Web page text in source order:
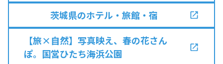
茨城県のホテル・旅館・宿
【旅×自然】写真映え、春の花さん
ぽ。国営ひたち海浜公園